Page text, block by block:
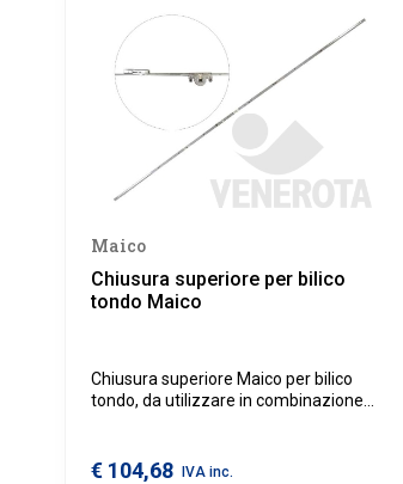
Maico
Chiusura superiore per bilico
tondo Maico
Chiusura superiore Maico per bilico
tondo, da utilizzare in combinazione
€ 104,68 IVA inc.